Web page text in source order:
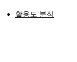
활용도 분석